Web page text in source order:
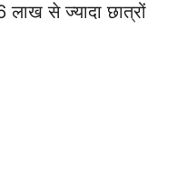
लाख से ज्यादा छात्रों